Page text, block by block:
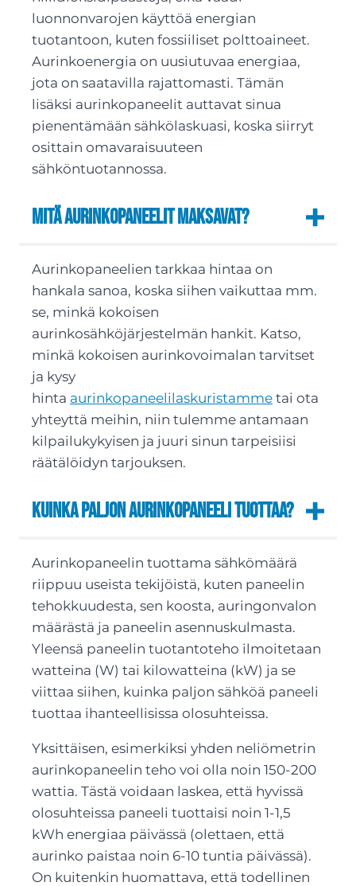
luonnonvarojen käyttöä energian
tuotantoon, kuten fossiiliset polttoaineet.
Aurinkoenergia on uusiutuvaa energiaa,
jota on saatavilla rajattomasti. Tämän
lisäksi aurinkopaneelit auttavat sinua
pienentämään sähkölaskuasi, koska siirryt
osittain omavaraisuuteen
sähköntuotannossa.
Mitä aurinkopaneelit maksavat?
Aurinkopaneelien tarkkaa hintaa on
hankala sanoa, koska siihen vaikuttaa mm.
se, minkä kokoisen
aurinkosähköjärjestelmän hankit. Katso,
minkä kokoisen aurinkovoimalan tarvitset
ja kysy
hinta aurinkopaneelilaskuristamme tai ota
yhteyttä meihin, niin tulemme antamaan
kilpailukykyisen ja juuri sinun tarpeisiisi
räätälöidyn tarjouksen.
Kuinka paljon aurinkopaneeli tuottaa?
Aurinkopaneelin tuottama sähkömäärä
riippuu useista tekijöistä, kuten paneelin
tehokkuudesta, sen koosta, auringonvalon
määrästä ja paneelin asennuskulmasta.
Yleensä paneelin tuotantoteho ilmoitetaan
watteina (W) tai kilowatteina (kW) ja se
viittaa siihen, kuinka paljon sähköä paneeli
tuottaa ihanteellisissa olosuhteissa.
Yksittäisen, esimerkiksi yhden neliömetrin
aurinkopaneelin teho voi olla noin 150-200
wattia. Tästä voidaan laskea, että hyvissä
olosuhteissa paneeli tuottaisi noin 1-1,5
kWh energiaa päivässä (olettaen, että
aurinko paistaa noin 6-10 tuntia päivässä).
On kuitenkin huomattava, että todellinen